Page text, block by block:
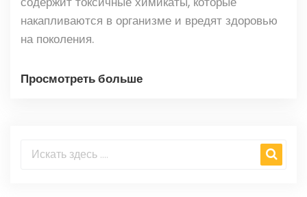
накапливаются в организме и вредят здоровью
на поколения.
Просмотреть больше